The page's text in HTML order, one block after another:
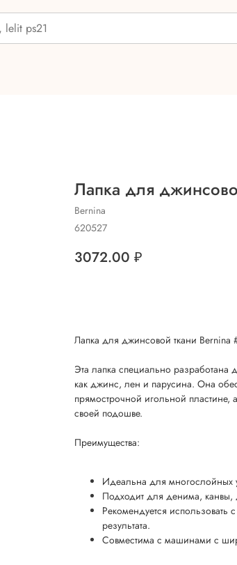
Лапка для
Bernina
620527
3072.00 ₽
Лапка для джинсовой ткани
Эта лапка специально
как джинс, лен и парусина. Она
прямострочной игольной пластине,
своей подошве.
Преимущества:
Идеальна для многослойных
Подходит для денима, канвы,
Рекомендуется
результата.
Совместима с машинами с